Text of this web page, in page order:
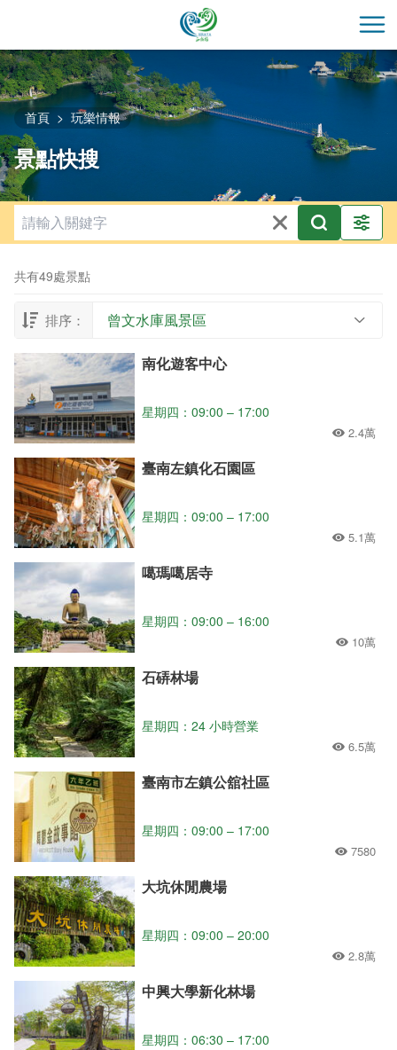
主
要
內
容
區
塊
開
首頁 玩樂情報
景點快搜
共有49處景點
排序： 曾文水庫風景區
南化遊客中心
星期四：09:00 – 17:00
2.4萬
臺南左鎮化石園區
星期四：09:00 – 17:00
5.1萬
噶瑪噶居寺
星期四：09:00 – 16:00
10萬
石硦林場
星期四：24 小時營業
6.5萬
臺南市左鎮公舘社區
星期四：09:00 – 17:00
7580
大坑休閒農場
星期四：09:00 – 20:00
2.8萬
中興大學新化林場
星期四：06:30 – 17:00